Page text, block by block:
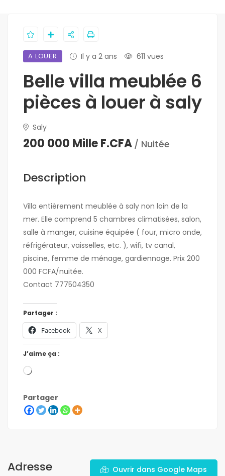
A LOUER Il y a 2 ans 611 vues
Belle villa meublée 6
pièces à louer à saly
Saly
200 000 Mille F.CFA / Nuitée
Description
Villa entièrement meublée à saly non loin de la
mer. Elle comprend 5 chambres climatisées, salon,
salle à manger, cuisine équipée ( four, micro onde,
réfrigérateur, vaisselles, etc. ), wifi, tv canal,
piscine, femme de ménage, gardiennage. Prix 200
000 FCFA/nuitée.
Contact 777504350
Partager :
Facebook X
J’aime ça :
Partager
Adresse Ouvrir dans Google Maps